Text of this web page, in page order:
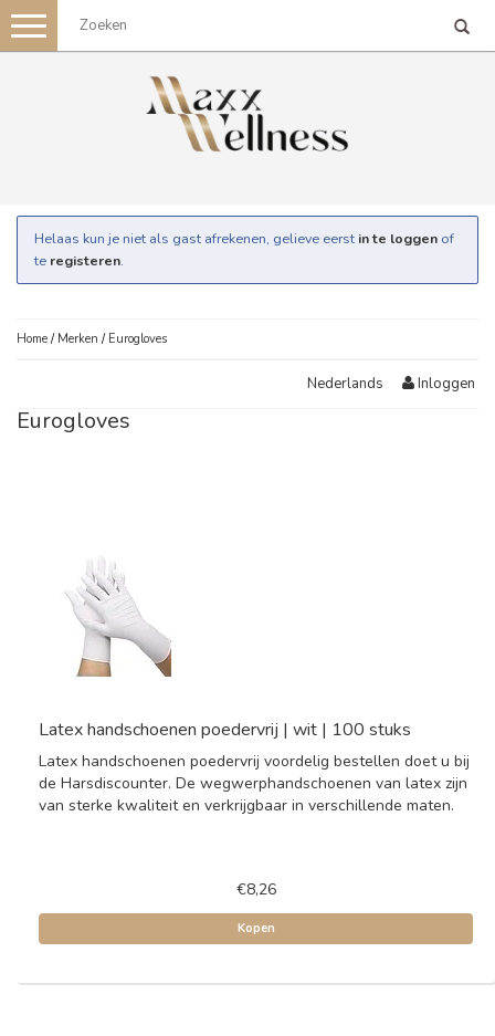
Toggle
navigation
Helaas kun je niet als gast afrekenen, gelieve eerst in te loggen of
te registeren.
Home / Merken / Eurogloves
Nederlands Inloggen
Eurogloves
Latex handschoenen poedervrij | wit | 100 stuks
Latex handschoenen poedervrij voordelig bestellen doet u bij
de Harsdiscounter. De wegwerphandschoenen van latex zijn
van sterke kwaliteit en verkrijgbaar in verschillende maten.
€8,26
Kopen